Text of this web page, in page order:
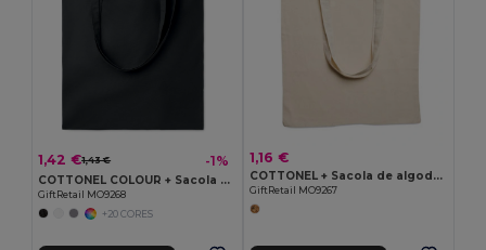
1,42 €1,43 € -1%
COTTONEL COLOUR + Sacola de algodão 140 gr / m²
GiftRetail MO9268
+20 CORES
1,16 €
COTTONEL + Sacola de algodão 140 gr / m²
GiftRetail MO9267